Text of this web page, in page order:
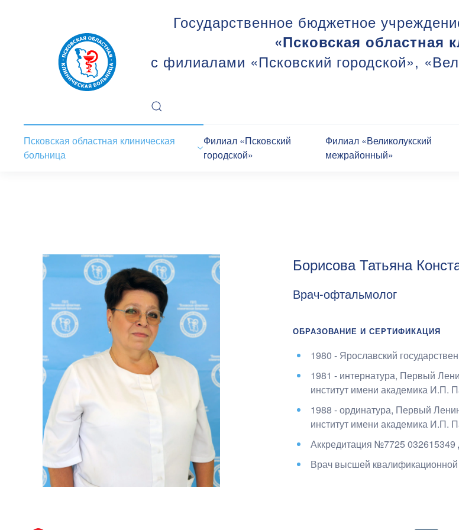
Государственное бюджетное
«Псковская областная
с филиалами «Псковский городской»,
Псковская областная клиническая
больница
Филиал «Псковский
городской»
Филиал «Великолукский
межрайонный»
Борисова Татьяна
Врач-офтальмолог
ОБРАЗОВАНИЕ И СЕРТИФИКАЦИЯ
1980 - Ярославский
1981 - интернатура, Первый
институт имени академика И.П.
1988 - ординатура, Первый
институт имени академика И.П.
Аккредитация №7725
Врач высшей квалификационной